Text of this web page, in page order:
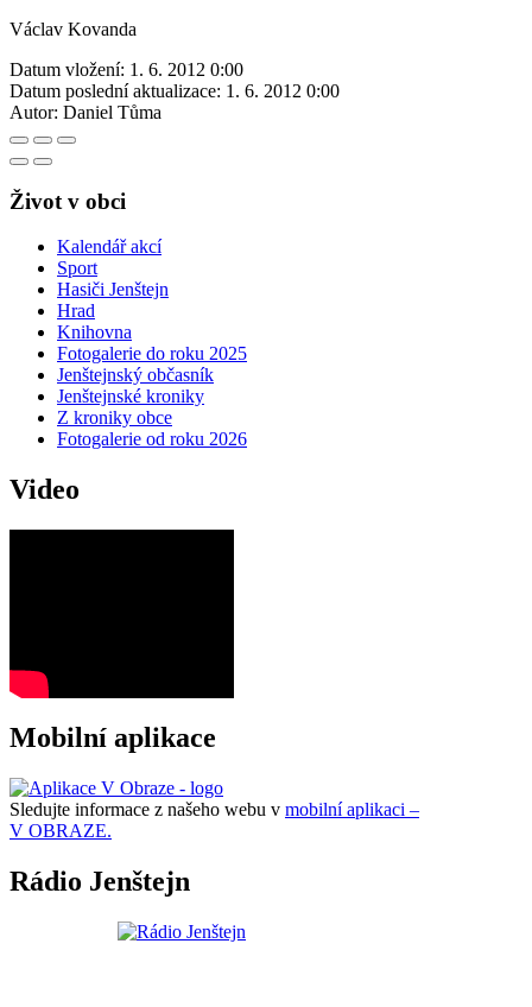
Václav Kovanda
Datum vložení: 1. 6. 2012 0:00
Datum poslední aktualizace: 1. 6. 2012 0:00
Autor: Daniel Tůma
Život v obci
Kalendář akcí
Sport
Hasiči Jenštejn
Hrad
Knihovna
Fotogalerie do roku 2025
Jenštejnský občasník
Jenštejnské kroniky
Z kroniky obce
Fotogalerie od roku 2026
Video
Mobilní aplikace
Sledujte informace z našeho webu v mobilní aplikaci –
V OBRAZE.
Rádio Jenštejn